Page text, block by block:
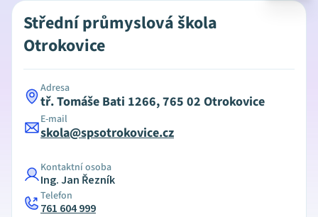
Střední průmyslová škola
Otrokovice
Adresa
tř. Tomáše Bati 1266, 765 02 Otrokovice
E-mail
skola@spsotrokovice.cz
Kontaktní osoba
Ing. Jan Řezník
Telefon
761 604 999